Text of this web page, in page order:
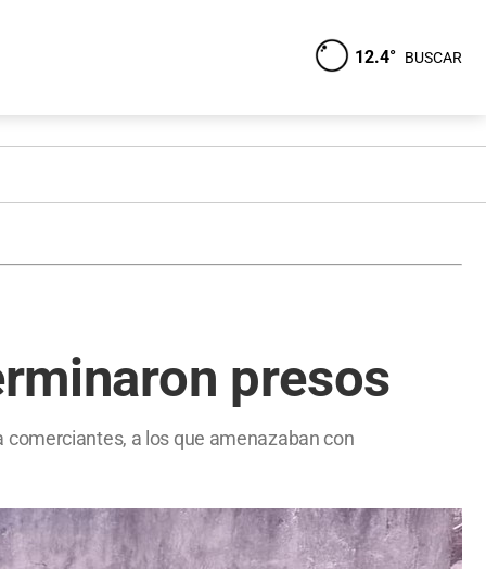
12.4° BUSCAR
presos
a los que amenazaban con